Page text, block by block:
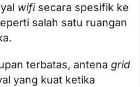
wifi secara spesifik ke
salah satu ruangan
terbatas, antena grid
yang kuat ketika